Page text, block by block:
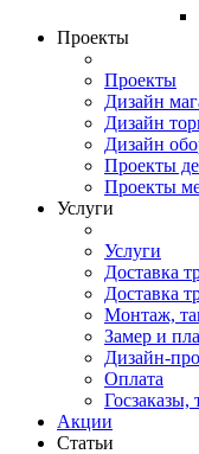
Проекты
Проекты
Дизайн
Дизайн
Дизайн
Проекты
Проекты
Услуги
Услуги
Доставка
Доставка
Монтаж,
Замер и
Дизайн-
Оплата
Госзаказы,
Акции
Статьи